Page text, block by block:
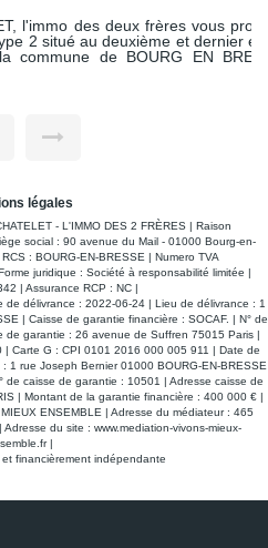
des deux frères vous propose
au deuxième et dernier étage
de BOURG EN BRESSE,
placard mural, salle d'eau
tour.previsite.com/8DA186F8-
légales
- L'IMMO DES 2 FRÈRES | Raison
social : 90 avenue du Mail - 01000 Bourg-en-
: BOURG-EN-BRESSE | Numero TVA
juridique : Société à responsabilité limitée |
| Assurance RCP : NC |
délivrance : 2022-06-24 | Lieu de délivrance : 1
| Caisse de garantie financière : SOCAF. | N° de
de garantie : 26 avenue de Suffren 75015 Paris |
Carte G : CPI 0101 2016 000 005 911 | Date de
1 rue Joseph Bernier 01000 BOURG-EN-BRESSE
de caisse de garantie : 10501 | Adresse caisse de
| Montant de la garantie financière : 400 000 € |
ENSEMBLE | Adresse du médiateur : 465
Adresse du site : www.mediation-vivons-mieux-
|
financièrement indépendante